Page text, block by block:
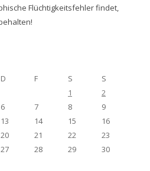
Flüchtigkeitsfehler findet,
D F S
S
1
2
6 7 8
9
13 14 15
16
20 21 22
23
27 28 29
30